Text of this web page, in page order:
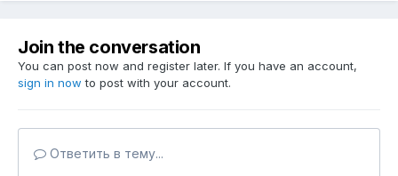
Join the conversation
You can post now and register later. If you have an account,
sign in now to post with your account.
Ответить в тему...